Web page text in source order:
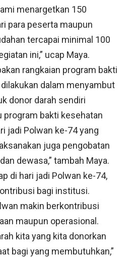
menargetkan 150
para peserta maupun
tercapai minimal 100
ini,” ucap Maya.
rangkaian program bakti
dalam menyambut
donor darah sendiri
program bakti kesehatan
jadi Polwan ke-74 yang
juga pengobatan
dewasa,” tambah Maya.
di hari jadi Polwan ke-74,
bagi institusi.
makin berkontribusi
maupun operasional.
kita yang kita donorkan
bagi yang membutuhkan,”